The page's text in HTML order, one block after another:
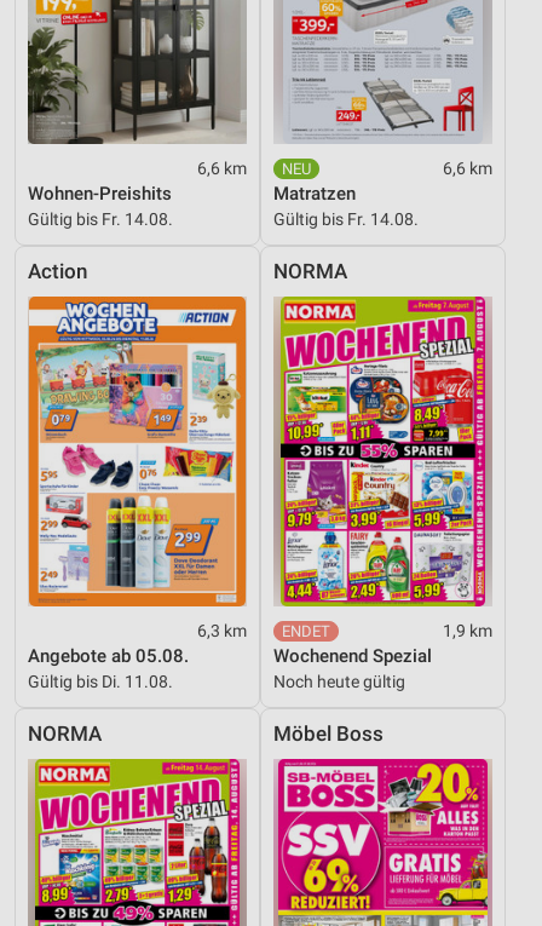
6,6 km
Wohnen-Preishits
Gültig bis Fr. 14.08.
6,6 km
Matratzen
Gültig bis Fr. 14.08.
Action
6,3 km
Angebote ab 05.08.
Gültig bis Di. 11.08.
NORMA
1,9 km
Wochenend Spezial
Noch heute gültig
NORMA Möbel Boss